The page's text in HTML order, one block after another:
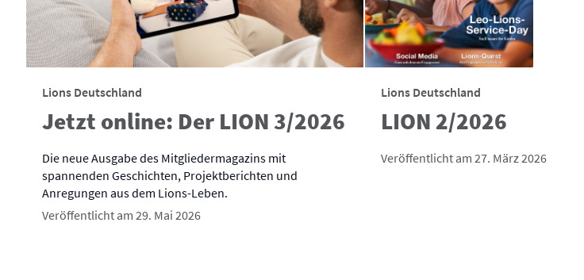
Lions Deutschland
Jetzt online: Der LION 3/2026
Die neue Ausgabe des Mitgliedermagazins mit
spannenden Geschichten, Projektberichten und
Anregungen aus dem Lions-Leben.
Veröffentlicht am 29. Mai 2026
Lions Deutschland
LION 2/2026
Veröffentlicht am 27. März 2026